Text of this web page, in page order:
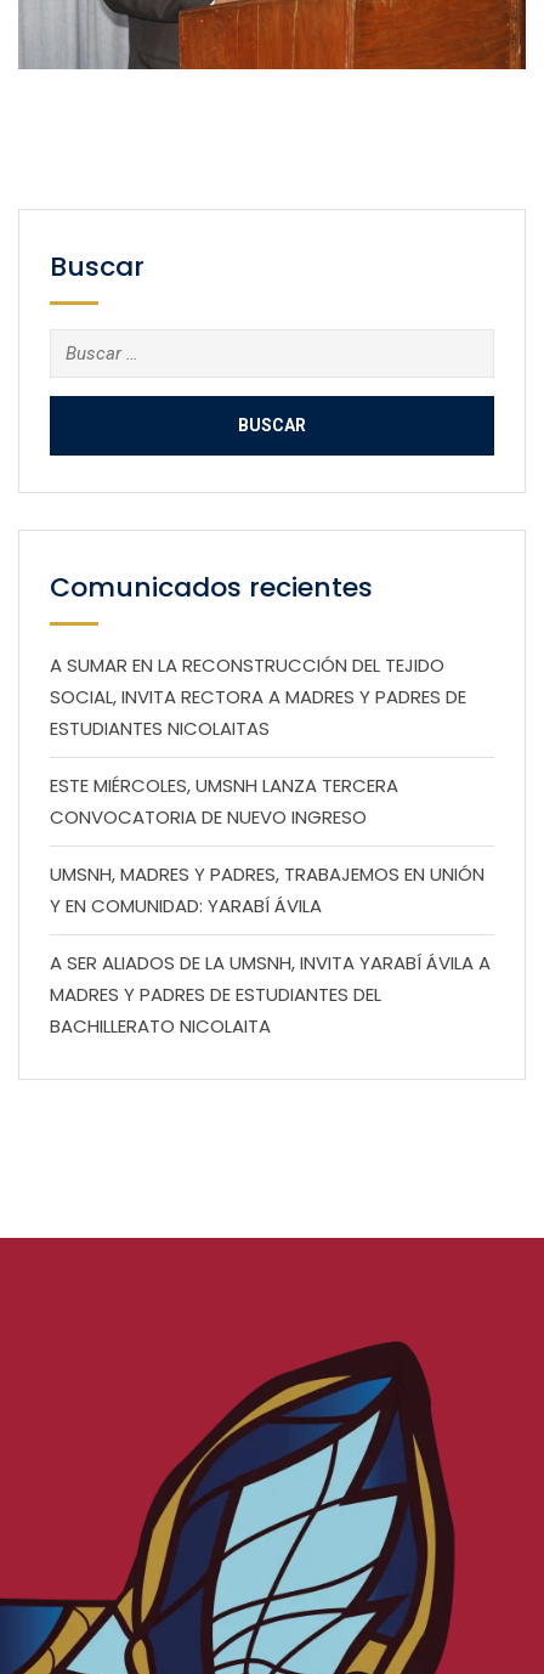
Buscar
Buscar:
Comunicados recientes
A SUMAR EN LA RECONSTRUCCIÓN DEL TEJIDO
SOCIAL, INVITA RECTORA A MADRES Y PADRES DE
ESTUDIANTES NICOLAITAS
ESTE MIÉRCOLES, UMSNH LANZA TERCERA
CONVOCATORIA DE NUEVO INGRESO
UMSNH, MADRES Y PADRES, TRABAJEMOS EN UNIÓN
Y EN COMUNIDAD: YARABÍ ÁVILA
A SER ALIADOS DE LA UMSNH, INVITA YARABÍ ÁVILA A
MADRES Y PADRES DE ESTUDIANTES DEL
BACHILLERATO NICOLAITA